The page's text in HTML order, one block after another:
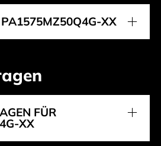
XX
FÜR
XX